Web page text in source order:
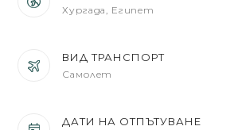
Хургада, Египет
ВИД ТРАНСПОРТ
Самолет
ДАТИ НА ОТПЪТУВАНЕ